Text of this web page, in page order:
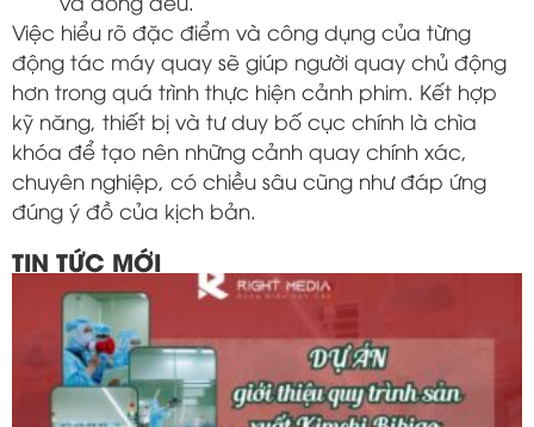
Việc hiểu rõ đặc điểm và công dụng của từng
động tác máy quay sẽ giúp người quay chủ động
hơn trong quá trình thực hiện cảnh phim. Kết hợp
kỹ năng, thiết bị và tư duy bố cục chính là chìa
khóa để tạo nên những cảnh quay chính xác,
chuyên nghiệp, có chiều sâu cũng như đáp ứng
đúng ý đồ của kịch bản.
TIN TỨC MỚI